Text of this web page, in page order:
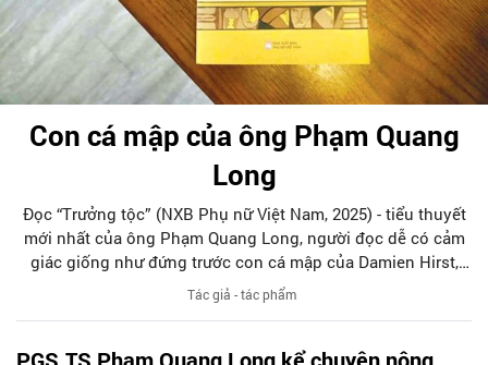
Con cá mập của ông Phạm Quang
Long
Đọc “Trưởng tộc” (NXB Phụ nữ Việt Nam, 2025) - tiểu thuyết
mới nhất của ông Phạm Quang Long, người đọc dễ có cảm
giác giống như đứng trước con cá mập của Damien Hirst,
một sự bức bối và thách thức về thẩm mỹ, một cực hình trái
ngược với những trải nghiệm truyền thống về tác phẩm
Tác giả - tác phẩm
PGS.TS Phạm Quang Long kể chuyện nông